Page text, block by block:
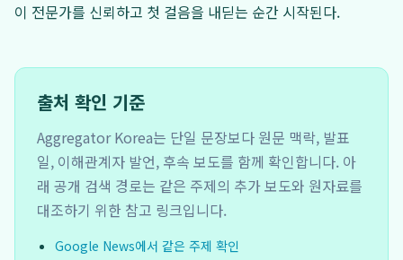
이 전문가를 신뢰하고 첫 걸음을 내딛는 순간 시작된다.
출처 확인 기준
Aggregator Korea는 단일 문장보다 원문 맥락, 발표
일, 이해관계자 발언, 후속 보도를 함께 확인합니다. 아
래 공개 검색 경로는 같은 주제의 추가 보도와 원자료를
대조하기 위한 참고 링크입니다.
Google News에서 같은 주제 확인